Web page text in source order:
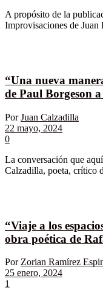
A propósito de la
Improvisaciones de
“Una nueva
de Paul Borgeson
Por Juan Calzadilla
22 mayo, 2024
0
La conversación que
Calzadilla, poeta, crítico
“Viaje a los
obra poética de
Por Zorian Ramírez
25 enero, 2024
1